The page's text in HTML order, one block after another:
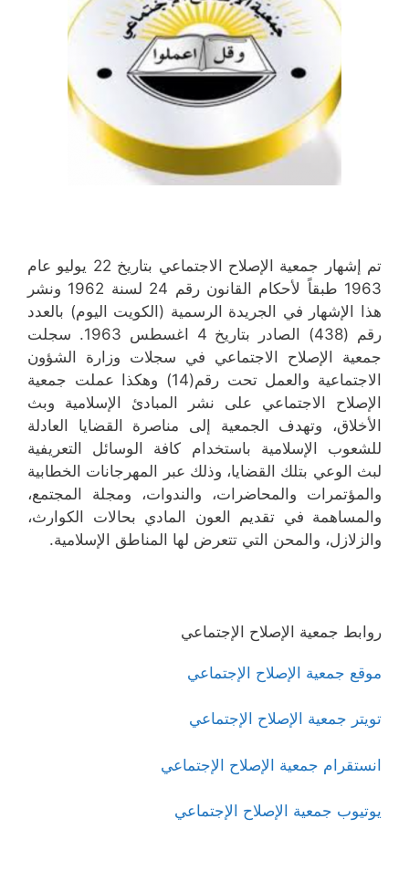
تم إشهار جمعية الإصلاح الاجتماعي بتاريخ 22 يوليو عام
1963 طبقاً لأحكام القانون رقم 24 لسنة 1962 ونشر
هذا الإشهار في الجريدة الرسمية (الكويت اليوم) بالعدد
رقم (438) الصادر بتاريخ 4 اغسطس 1963. سجلت
جمعية الإصلاح الاجتماعي في سجلات وزارة الشؤون
الاجتماعية والعمل تحت رقم(14) وهكذا عملت جمعية
الإصلاح الاجتماعي على نشر المبادئ الإسلامية وبث
الأخلاق، وتهدف الجمعية إلى مناصرة القضايا العادلة
للشعوب الإسلامية باستخدام كافة الوسائل التعريفية
لبث الوعي بتلك القضايا، وذلك عبر المهرجانات الخطابية
والمؤتمرات والمحاضرات، والندوات، ومجلة المجتمع،
والمساهمة في تقديم العون المادي بحالات الكوارث،
والزلازل، والمحن التي تتعرض لها المناطق الإسلامية.
روابط جمعية الإصلاح الإجتماعي
موقع جمعية الإصلاح الإجتماعي
تويتر جمعية الإصلاح الإجتماعي
انستقرام جمعية الإصلاح الإجتماعي
يوتيوب جمعية الإصلاح الإجتماعي